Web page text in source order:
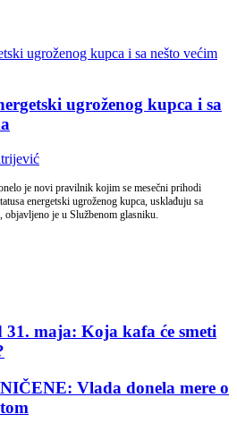
ugroženog kupca i sa
je novi pravilnik kojim se mesečni prihodi
energetski ugroženog kupca, usklađuju sa
objavljeno je u Službenom glasniku.
maja: Koja kafa će smeti
Vlada donela mere o